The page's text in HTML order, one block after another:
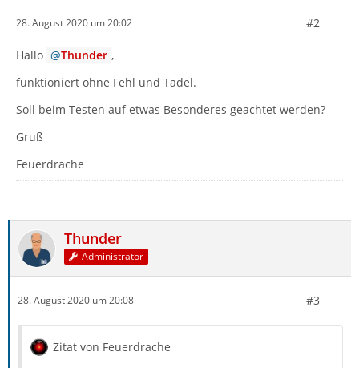
28. August 2020 um 20:02 #2
Hallo Thunder ,
funktioniert ohne Fehl und Tadel.
Soll beim Testen auf etwas Besonderes geachtet werden?
Gruß
Feuerdrache
Thunder
Administrator
28. August 2020 um 20:08 #3
Zitat von Feuerdrache